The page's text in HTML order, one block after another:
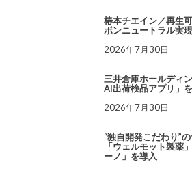
椿本チエイン／再生
ボンニュートラル実
2026年7月30日
三井倉庫ホールディ
AI出荷検品アプリ」
2026年7月30日
“独自開発こだわり”
「ウェルモット製薬
ーノ」を導入